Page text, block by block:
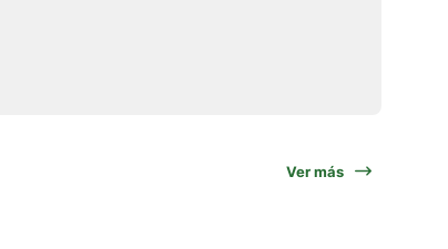
Ver más